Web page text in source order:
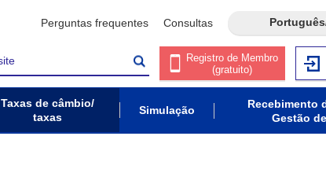
Perguntas frequentes Consultas
Registro de Membro
(gratuito)
Taxas de câmbio/
taxas
Simulação
Recebimento
Gestão